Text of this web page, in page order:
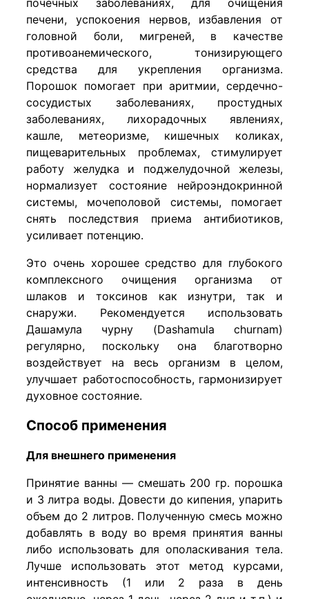
печени, успокоения нервов, избавления от
головной боли, мигреней, в качестве
противоанемического, тонизирующего
средства для укрепления организма.
Порошок помогает при аритмии, сердечно-
сосудистых заболеваниях, простудных
заболеваниях, лихорадочных явлениях,
кашле, метеоризме, кишечных коликах,
пищеварительных проблемах, стимулирует
работу желудка и поджелудочной железы,
нормализует состояние нейроэндокринной
системы, мочеполовой системы, помогает
снять последствия приема антибиотиков,
усиливает потенцию.
Это очень хорошее средство для глубокого
комплексного очищения организма от
шлаков и токсинов как изнутри, так и
снаружи. Рекомендуется использовать
Дашамула чурну (Dashamula churnam)
регулярно, поскольку она благотворно
воздействует на весь организм в целом,
улучшает работоспособность, гармонизирует
духовное состояние.
Способ применения
Для внешнего применения
Принятие ванны — смешать 200 гр. порошка
и 3 литра воды. Довести до кипения, упарить
объем до 2 литров. Полученную смесь можно
добавлять в воду во время принятия ванны
либо использовать для ополаскивания тела.
Лучше использовать этот метод курсами,
интенсивность (1 или 2 раза в день